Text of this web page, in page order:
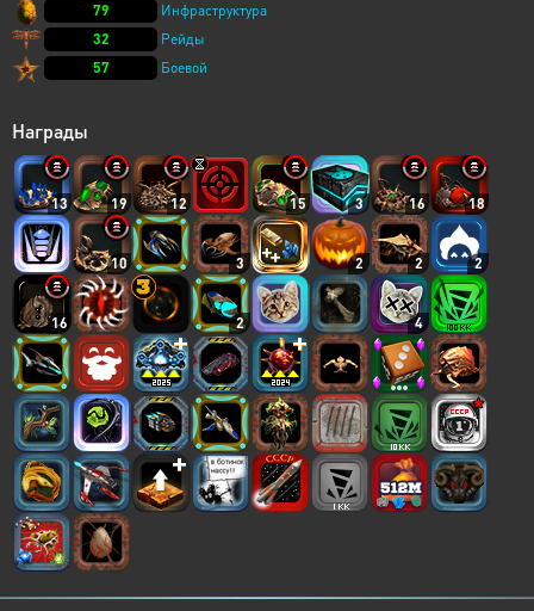
79
Инфраструктура
32
Рейды
57
Боевой
Награды
13 19 12 15 3 16 18
10 3 2 2 2
16 2 4